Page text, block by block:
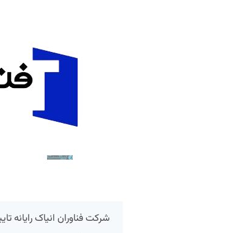
شرکت فناوران انیاک رایانه